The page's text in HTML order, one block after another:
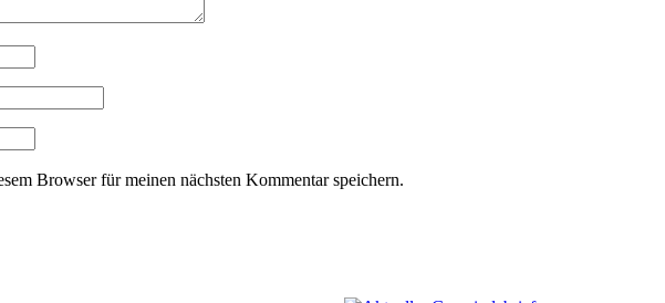
Browser für meinen nächsten Kommentar speichern.